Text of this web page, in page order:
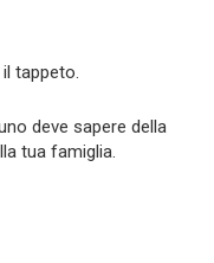
tappeto.
deve sapere della
tua famiglia.